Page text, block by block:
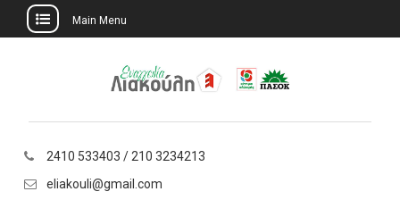
Main Menu
2410 533403 / 210 3234213
eliakouli@gmail.com